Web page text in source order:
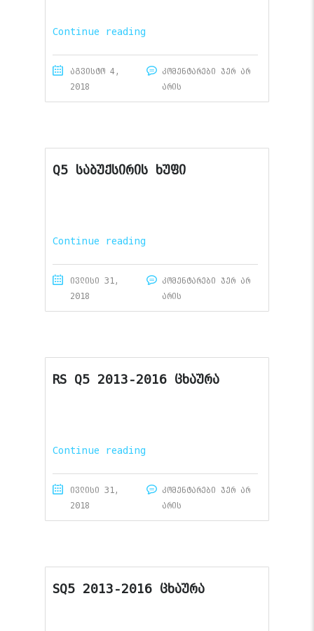
Continue reading
აგვისტო 4,
2018
კომენტარები ჯერ არ
არის
Q5 საბუქსირის ხუფი
Continue reading
ივლისი 31,
2018
კომენტარები ჯერ არ
არის
RS Q5 2013-2016 ცხაურა
Continue reading
ივლისი 31,
2018
კომენტარები ჯერ არ
არის
SQ5 2013-2016 ცხაურა